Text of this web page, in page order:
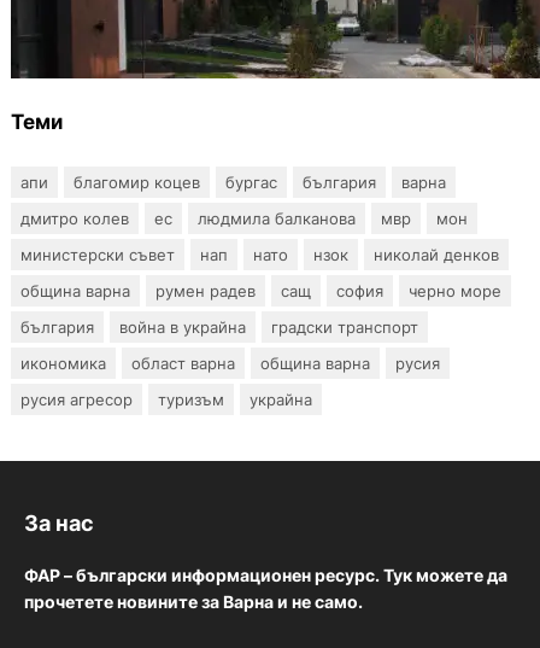
12 съдебни дела оспорват заповедите за
събаряне на сгради в местността „Баба
Алино“
Теми
апи благомир коцев бургас българия
варна
дмитро колев
ес людмила балканова мвр
мон
министерски съвет
нап нато нзок
николай денков
община варна
румен радев сащ софия
черно море
българия
война в украйна
градски транспорт
икономика
област варна община варна
русия
русия агресор
туризъм украйна
За нас
ФАР – български информационен ресурс. Тук можете да
прочетете новините за Варна и не само.